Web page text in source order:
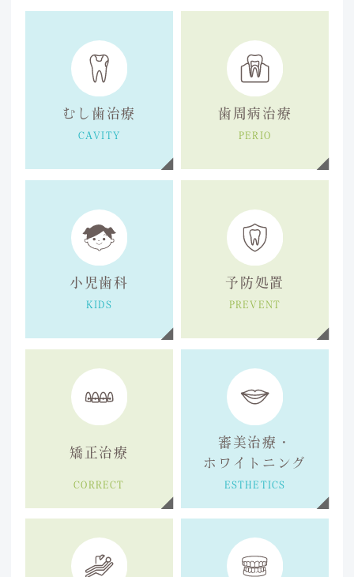
むし歯治療
CAVITY
歯周病治療
PERIO
小児歯科
KIDS
予防処置
PREVENT
矯正治療
CORRECT
審美治療・
ホワイトニング
ESTHETICS